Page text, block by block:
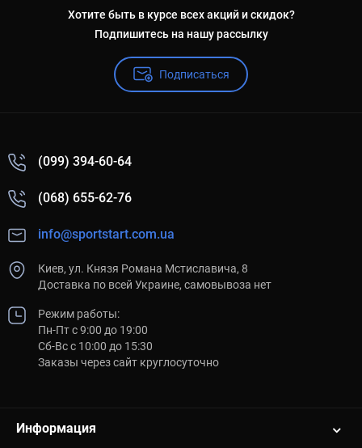
Хотите быть в курсе всех акций и скидок?
Подпишитесь на нашу рассылку
Подписаться
(099) 394-60-64
(068) 655-62-76
info@sportstart.com.ua
Киев, ул. Князя Романа Мстиславича, 8
Доставка по всей Украине, самовывоза нет
Режим работы:
Пн-Пт с 9:00 до 19:00
Сб-Вс с 10:00 до 15:30
Заказы через сайт круглосуточно
Информация